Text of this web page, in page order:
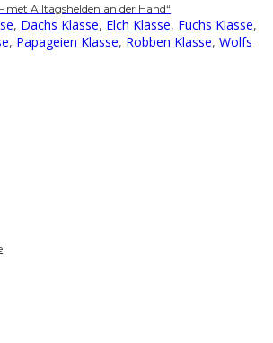
met Alltagshelden an der Hand“
, Dachs Klasse, Elch Klasse, Fuchs Klasse,
, Papageien Klasse, Robben Klasse, Wolfs